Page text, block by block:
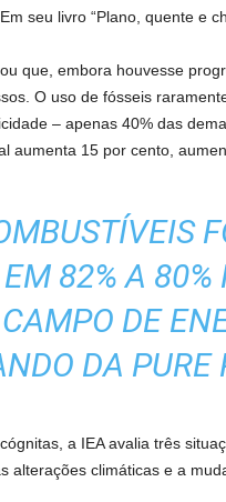
Em seu livro “Plano, quente e
que, embora houvesse
O uso de fósseis
– apenas 40% das
aumenta 15 por cento,
82% A 80%
DE
DA PURE
a IEA avalia três
alterações climáticas e a